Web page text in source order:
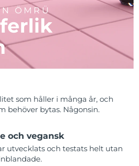
ÖMRÜ
som håller i många år, och
behöver bytas. Någonsin.
och vegansk
utvecklats och testats helt utan